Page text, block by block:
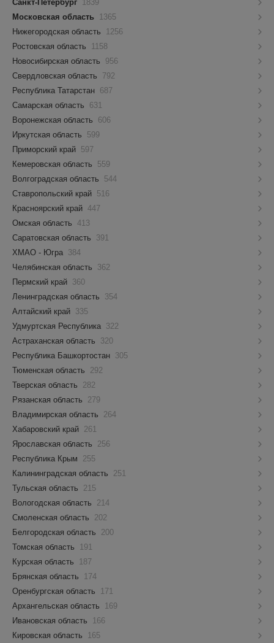
Санкт-Петербург 1839
Московская область 1365
Нижегородская область
1256
Ростовская область
1158
Новосибирская область
956
Свердловская область
792
Республика Татарстан 687
Самарская область
631
Воронежская область
606
Иркутская область
599
Приморский край 597
Кемеровская область
559
Волгоградская область
544
Ставропольский край 516
Красноярский край 447
Омская область 413
Саратовская область
391
ХМАО - Югра 384
Челябинская область
362
Пермский край 360
Ленинградская область
354
Алтайский край 335
Удмуртская Республика 322
Астраханская область
320
Республика Башкортостан 305
Тюменская область
292
Тверская область
282
Рязанская область
279
Владимирская область
264
Хабаровский край 261
Ярославская область
256
Республика Крым
255
Калининградская область
251
Тульская область
215
Вологодская область
214
Смоленская область
202
Белгородская область
200
Томская область
191
Курская область
187
Брянская область
174
Оренбургская область
171
Архангельская область
169
Ивановская область
166
Кировская область
165